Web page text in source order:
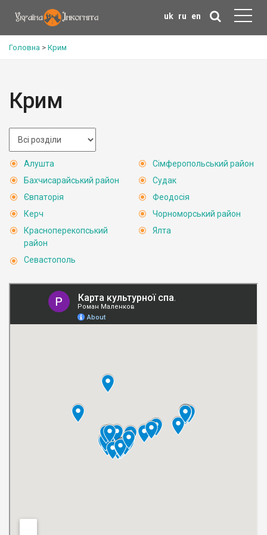
uk ru en
Головна > Крим
Крим
Алушта
Бахчисарайський район
Євпаторія
Керч
Красноперекопський
район
Севастополь
Сімферопольський район
Судак
Феодосія
Чорноморський район
Ялта